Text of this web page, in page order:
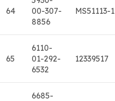
64
00-307-
8856
MS51113-1
65
6110-
01-292-
6532
12339517
6685-